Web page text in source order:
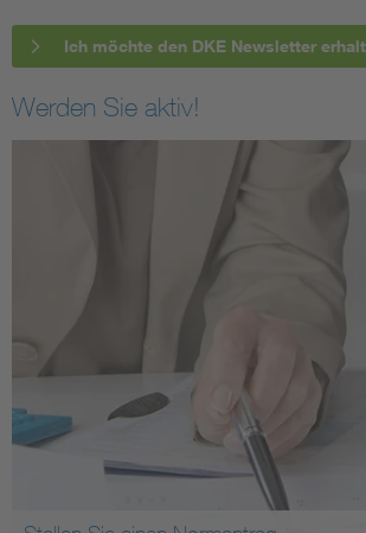
Ich möchte den DKE Newsletter
Werden Sie aktiv!